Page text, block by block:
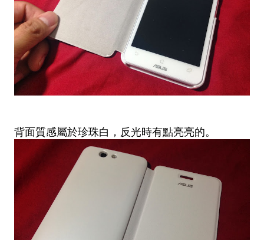
背面質感屬於珍珠白，反光時有點亮亮的。